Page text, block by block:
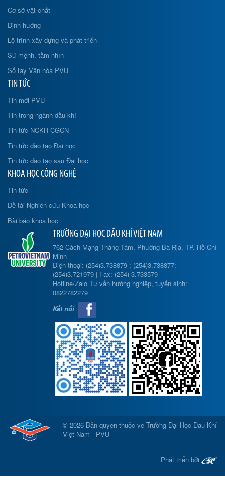
Cơ sở vật chất
Định hướng
Lộ trình xây dựng và phát triển
Sứ mệnh, tầm nhìn
Sổ tay Văn hóa PVU
TIN TỨC
Tin mới PVU
Tin trong ngành dầu khí
Tin tức NCKH-CGCN
Tin tức đào tạo Đại học
Tin tức đào tạo sau Đại học
KHOA HỌC CÔNG NGHỆ
Tin tức
Đề tài Nghiên cứu Khoa học
Bài báo khoa học
TRƯỜNG ĐẠI HỌC DẦU KHÍ VIỆT NAM
762 Cách Mạng Tháng Tám, Phường Bà Rịa, TP. Hồ Chí
Minh
Điện thoại: (254)3.738879 ; (254)3.738877;
(254)3.721979 | Fax: (254) 3.733579
Hotline/Zalo Tư vấn hướng nghiệp, tuyển sinh:
0822782279
Kết nối
© 2026 Bản quyền thuộc về Trường Đại Học Dầu Khí
Việt Nam - PVU
Phát triển bởi